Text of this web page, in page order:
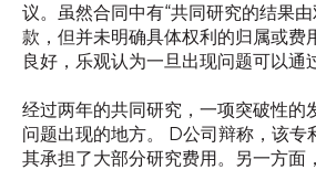
议。虽然合同中有“共同研究的结果
款，但并未明确具体权利的归属或费
良好，乐观认为一旦出现问题可以通
经过两年的共同研究，一项突破性的
问题出现的地方。 D公司辩称，该专
其承担了大部分研究费用。另一方面